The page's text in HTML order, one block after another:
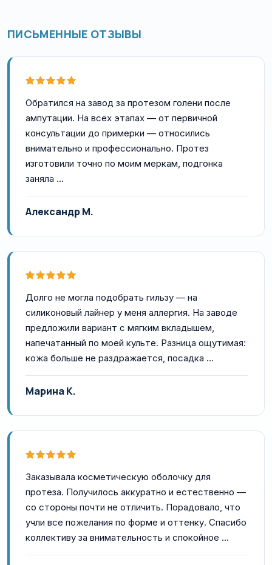
ПИСЬМЕННЫЕ ОТЗЫВЫ
Обратился на завод за протезом голени после
ампутации. На всех этапах — от первичной
консультации до примерки — относились
внимательно и профессионально. Протез
изготовили точно по моим меркам, подгонка
заняла …
Александр М.
Долго не могла подобрать гильзу — на
силиконовый лайнер у меня аллергия. На заводе
предложили вариант с мягким вкладышем,
напечатанный по моей культе. Разница ощутимая:
кожа больше не раздражается, посадка …
Марина К.
Заказывала косметическую оболочку для
протеза. Получилось аккуратно и естественно —
со стороны почти не отличить. Порадовало, что
учли все пожелания по форме и оттенку. Спасибо
коллективу за внимательность и спокойное …